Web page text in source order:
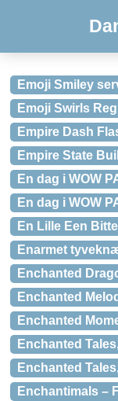
Emoji Smiley
Emoji Swirls
Empire Dash
Empire State
En dag i WOW
En dag i WOW
En Lille Een
Enarmet
Enchanted
Enchanted
Enchanted
Enchanted
Enchanted
Enchantimals –